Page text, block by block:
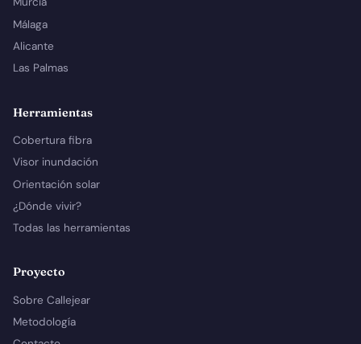
Málaga
Alicante
Las Palmas
Herramientas
Cobertura fibra
Visor inundación
Orientación solar
¿Dónde vivir?
Todas las herramientas
Proyecto
Sobre Callejear
Metodología